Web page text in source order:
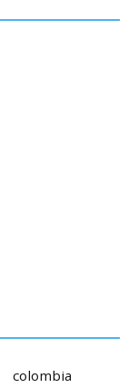
colombia